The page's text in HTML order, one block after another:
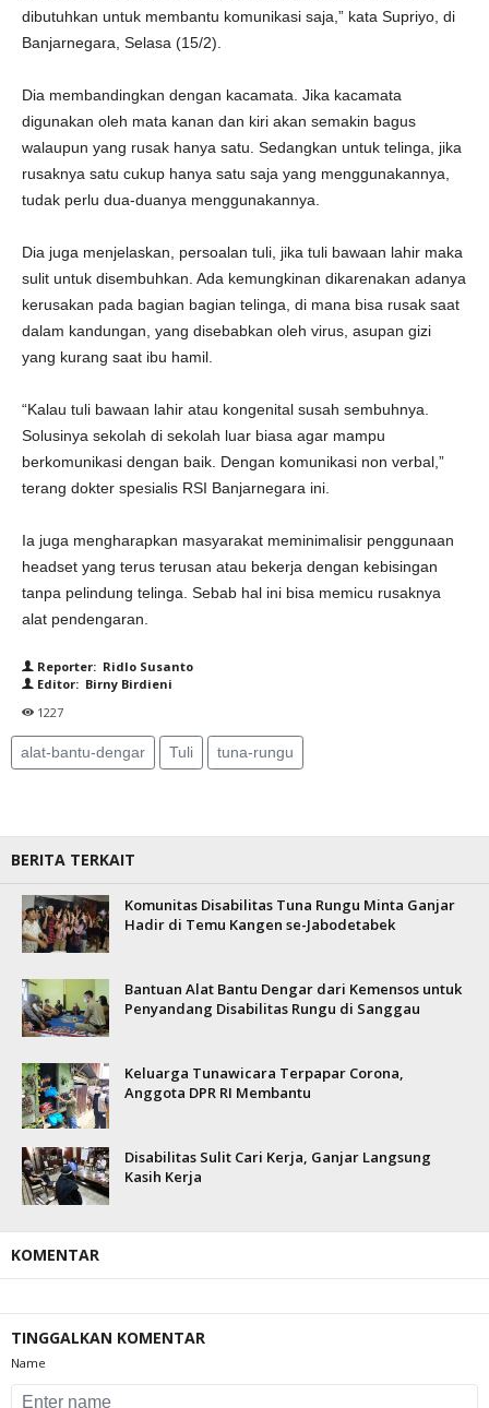
dibutuhkan untuk membantu komunikasi saja,” kata Supriyo, di
Banjarnegara, Selasa (15/2).
Dia membandingkan dengan kacamata. Jika kacamata
digunakan oleh mata kanan dan kiri akan semakin bagus
walaupun yang rusak hanya satu. Sedangkan untuk telinga, jika
rusaknya satu cukup hanya satu saja yang menggunakannya,
tudak perlu dua-duanya menggunakannya.
Dia juga menjelaskan, persoalan tuli, jika tuli bawaan lahir maka
sulit untuk disembuhkan. Ada kemungkinan dikarenakan adanya
kerusakan pada bagian bagian telinga, di mana bisa rusak saat
dalam kandungan, yang disebabkan oleh virus, asupan gizi
yang kurang saat ibu hamil.
“Kalau tuli bawaan lahir atau kongenital susah sembuhnya.
Solusinya sekolah di sekolah luar biasa agar mampu
berkomunikasi dengan baik. Dengan komunikasi non verbal,”
terang dokter spesialis RSI Banjarnegara ini.
Ia juga mengharapkan masyarakat meminimalisir penggunaan
headset yang terus terusan atau bekerja dengan kebisingan
tanpa pelindung telinga. Sebab hal ini bisa memicu rusaknya
alat pendengaran.
Reporter: Ridlo Susanto
Editor: Birny Birdieni
1227
alat-bantu-dengar Tuli tuna-rungu
BERITA TERKAIT
Komunitas Disabilitas Tuna Rungu Minta Ganjar
Hadir di Temu Kangen se-Jabodetabek
Bantuan Alat Bantu Dengar dari Kemensos untuk
Penyandang Disabilitas Rungu di Sanggau
Keluarga Tunawicara Terpapar Corona,
Anggota DPR RI Membantu
Disabilitas Sulit Cari Kerja, Ganjar Langsung
Kasih Kerja
KOMENTAR
TINGGALKAN KOMENTAR
Name